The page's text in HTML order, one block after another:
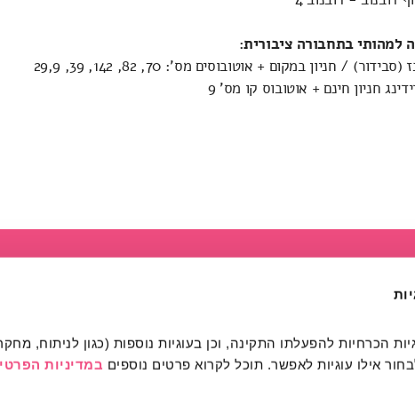
אילו עוגיות לאפשר. תוכל לקרוא פרטים נוספים במדיניות
למהותי בתחבורה ציבורית:
/ חניון במקום + אוטובוסים מס': 70, 82, 142, 39, 29,9
חניון חינם + אוטובוס קו מס' 9
מרחב מהותי הרשמה /